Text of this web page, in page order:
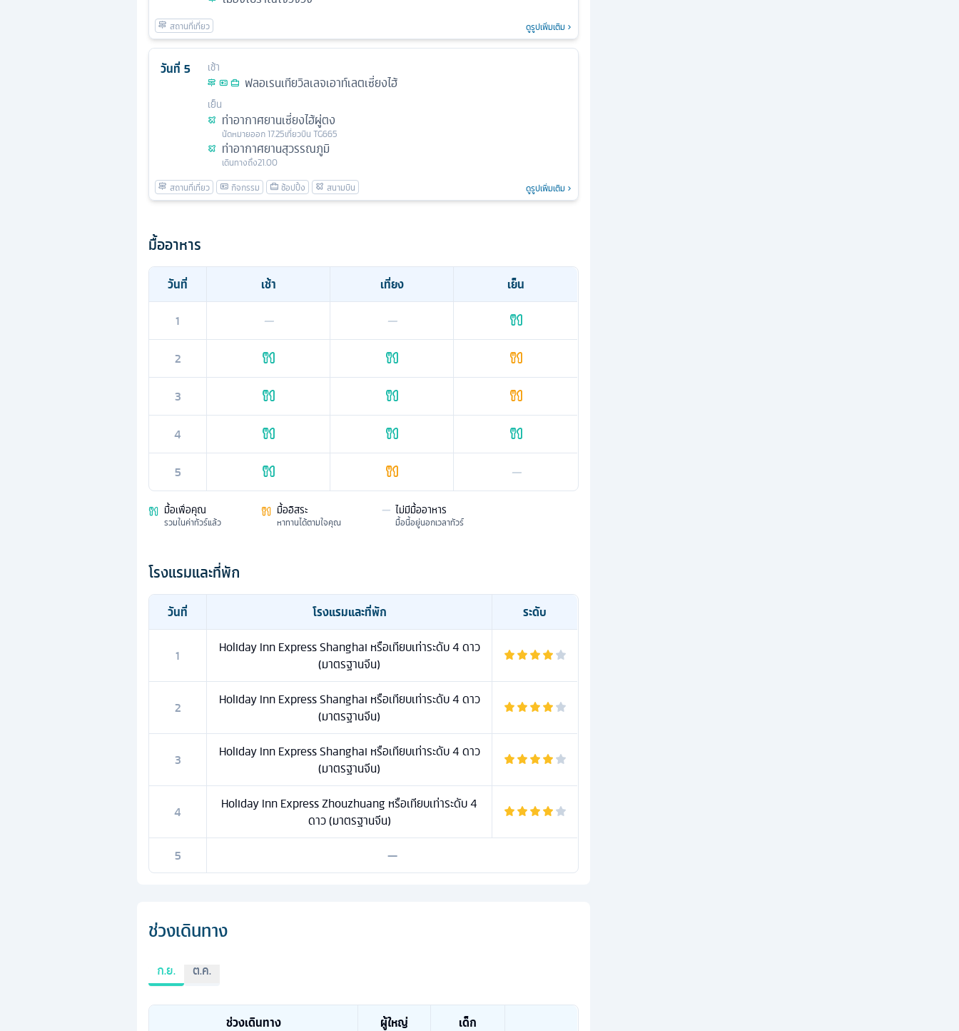
ดูรูปเพิ่มเติม
วันที่ 5 เช้า
ฟลอเรนเทียวิลเลจเอาท์เลตเซี่ยงไฮ้
เย็น
ท่าอากาศยานเซี่ยงไฮ้ผู่ตง
นัดหมายออก17.25เที่ยวบิน TG665
ท่าอากาศยานสุวรรณภูมิ
เดินทางถึง21.00
ดูรูปเพิ่มเติม
มื้ออาหาร
วันที่ เช้า เที่ยง
เย็น
1
— —
2
3
4
5 —
มื้อเพื่อคุณ
รวมในค่าทัวร์แล้ว
มื้ออิสระ
หาทานได้ตามใจคุณ
— ไม่มีมื้ออาหาร
มื้อนี้อยู่นอกเวลาทัวร์
โรงแรมและที่พัก
วันที่ โรงแรมและที่พัก ระดับ
1
Holiday Inn Express Shanghai หรือเทียบเท่าระดับ 4 ดาว
(มาตรฐานจีน)
2
Holiday Inn Express Shanghai หรือเทียบเท่าระดับ 4 ดาว
(มาตรฐานจีน)
3
Holiday Inn Express Shanghai หรือเทียบเท่าระดับ 4 ดาว
(มาตรฐานจีน)
4
Holiday Inn Express Zhouzhuang หรือเทียบเท่าระดับ 4
ดาว (มาตรฐานจีน)
5
—
ช่วงเดินทาง
ก.ย. ต.ค.
ช่วงเดินทาง ผู้ใหญ่ เด็ก